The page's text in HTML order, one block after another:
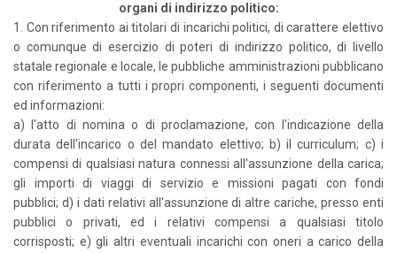
organi di indirizzo politico:
1. Con riferimento ai titolari di incarichi politici, di carattere elettivo
o comunque di esercizio di poteri di indirizzo politico, di livello
statale regionale e locale, le pubbliche amministrazioni pubblicano
con riferimento a tutti i propri componenti, i seguenti documenti
ed informazioni:
a) l'atto di nomina o di proclamazione, con l'indicazione della
durata dell'incarico o del mandato elettivo; b) il curriculum; c) i
compensi di qualsiasi natura connessi all'assunzione della carica;
gli importi di viaggi di servizio e missioni pagati con fondi
pubblici; d) i dati relativi all'assunzione di altre cariche, presso enti
pubblici o privati, ed i relativi compensi a qualsiasi titolo
corrisposti; e) gli altri eventuali incarichi con oneri a carico della